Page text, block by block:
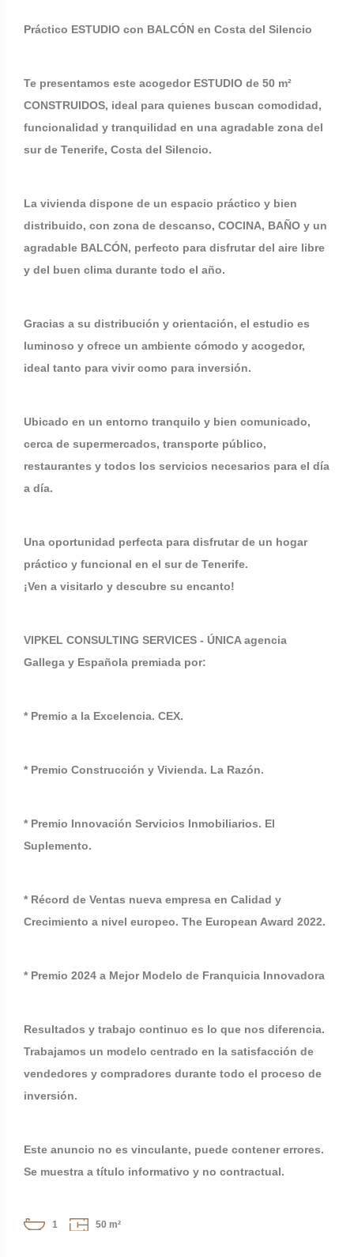
Práctico ESTUDIO con BALCÓN en Costa del Silencio
Te presentamos este acogedor ESTUDIO de 50 m²
CONSTRUIDOS, ideal para quienes buscan comodidad,
funcionalidad y tranquilidad en una agradable zona del
sur de Tenerife, Costa del Silencio.
La vivienda dispone de un espacio práctico y bien
distribuido, con zona de descanso, COCINA, BAÑO y un
agradable BALCÓN, perfecto para disfrutar del aire libre
y del buen clima durante todo el año.
Gracias a su distribución y orientación, el estudio es
luminoso y ofrece un ambiente cómodo y acogedor,
ideal tanto para vivir como para inversión.
Ubicado en un entorno tranquilo y bien comunicado,
cerca de supermercados, transporte público,
restaurantes y todos los servicios necesarios para el día
a día.
Una oportunidad perfecta para disfrutar de un hogar
práctico y funcional en el sur de Tenerife.
¡Ven a visitarlo y descubre su encanto!
VIPKEL CONSULTING SERVICES - ÚNICA agencia
Gallega y Española premiada por:
* Premio a la Excelencia. CEX.
* Premio Construcción y Vivienda. La Razón.
* Premio Innovación Servicios Inmobiliarios. El
Suplemento.
* Récord de Ventas nueva empresa en Calidad y
Crecimiento a nivel europeo. The European Award 2022.
* Premio 2024 a Mejor Modelo de Franquicia Innovadora
Resultados y trabajo continuo es lo que nos diferencia.
Trabajamos un modelo centrado en la satisfacción de
vendedores y compradores durante todo el proceso de
inversión.
Este anuncio no es vinculante, puede contener errores.
Se muestra a título informativo y no contractual.
1 50 m²